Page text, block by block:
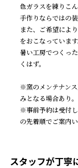
色ガラスを練りこ
手作りならではの
また、ご希望によ
をおこなっています
暑い工房でつくっ
くはず。
※窯のメンテナン
みとなる場合あり
※事前予約は受付
の先着順でご案内
スタッフが丁寧